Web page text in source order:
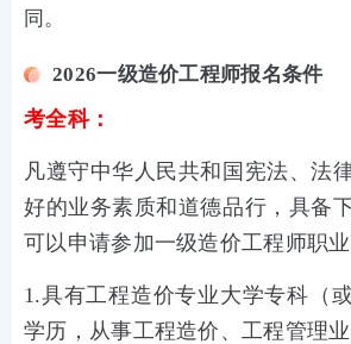
同。
2026一级造价工程师报名条件
考全科：
凡遵守中华人民共和国宪法、法
好的业务素质和道德品行，具备
可以申请参加一级造价工程师职业
1.具有工程造价专业大学专科（
学历，从事工程造价、工程管理业